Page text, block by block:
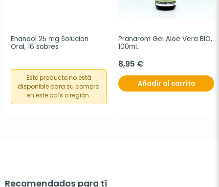
Enandol 25 mg Solucion
Oral, 16 sobres
Este producto no está
disponible para su compra
en este país o región.
Pranarom Gel Aloe Vera BIO,
100ml.
8,95 €
Añadir al carrito
Recomendados para ti